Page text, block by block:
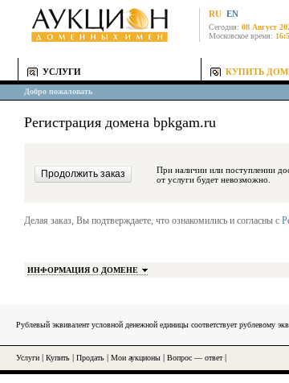
RU EN
Сегодня: 08 Август
Московское время:
УСЛУГИ КУПИТЬ
Добро пожаловать
Регистрация домена bpkgam.ru
При наличии или поступлении достаточной
от услуги будет невозможно.
Делая заказ, Вы подтверждаете, что ознакомились и согласны с
ИНФОРМАЦИЯ О ДОМЕНЕ
Рублевый эквивалент условной денежной единицы соответствует
Услуги Купить Продать Мои аукционы Вопрос — ответ|